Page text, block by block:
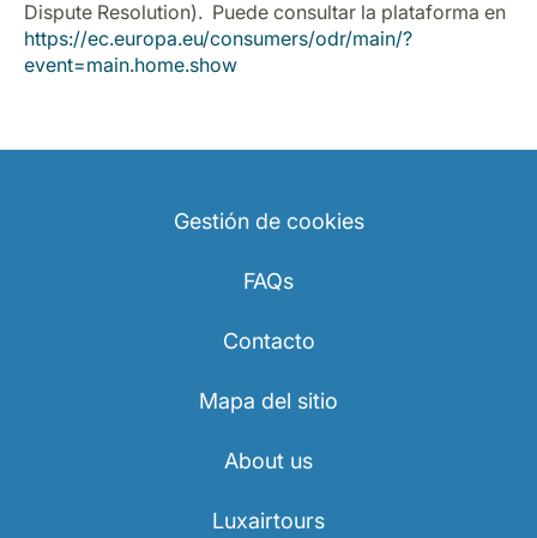
Dispute Resolution). Puede consultar la plataforma en
https://ec.europa.eu/consumers/odr/main/?
event=main.home.show
Gestión de cookies
FAQs
Contacto
Mapa del sitio
About us
Luxairtours